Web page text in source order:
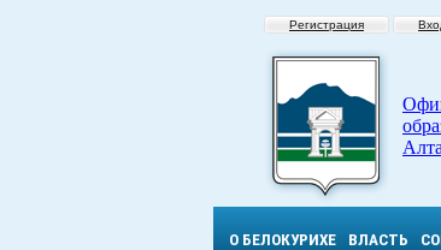
Регистрация
О БЕЛОКУРИХЕ ВЛАСТЬ